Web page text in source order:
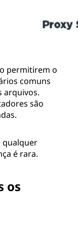
permitirem o
comuns
arquivos.
são
qualquer
é rara.
os